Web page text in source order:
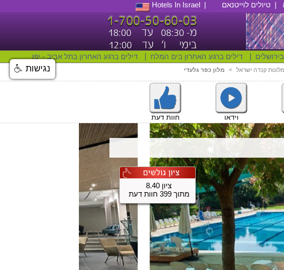
Hotels In Israel | טיולים לוייטנאם |
דילים ברגע האחרון בתל אביב - יפו דילים ברגע האחרון בים המלח
מלון כפר גלעדי < קנדה ישראל
חוות דעת וידאו
ציון 8.40
מתוך 399 חוות דעת
נגישות